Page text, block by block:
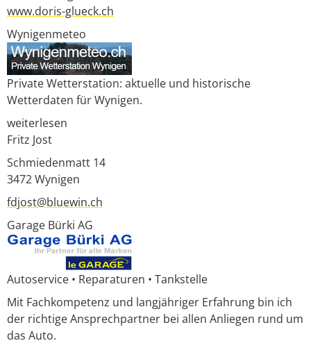
www.doris-glueck.ch
Wynigenmeteo
Private Wetterstation: aktuelle und historische
Wetterdaten für Wynigen.
weiterlesen
Fritz Jost
Schmiedenmatt 14
3472Wynigen
fdjost@bluewin.ch
Garage Bürki AG
Auto­service • Repara­turen • Tankstelle
Mit Fach­kom­pe­tenz und lang­jähriger Erfah­rung bin ich
der richtige Ansprech­partner bei allen Anliegen rund um
das Auto.